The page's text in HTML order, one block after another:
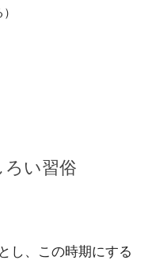
い習俗
し、この時期にする